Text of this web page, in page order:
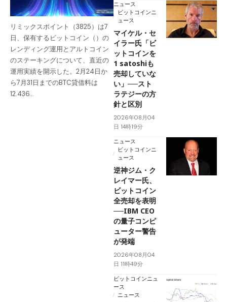
リミックスポイント（3825）は7
日、保有するビットコイン（）の
レンディング運用とアルトコイン
のステーキングについて、直近の
運用実績を開示した。2月24日か
ら7月31日までのBTC貸借料は
12.436…
ニュース
ビットコインニ
ュース
マイケル・セ
イラー氏「ビ
ットコインを
1 satoshiも
売却していな
い」──スト
ラテジーの方
針と区別
2026年08月04
日 14時19分
ニュース
ビットコインニ
ュース
逆神ジム・ク
レイマー氏、
ビットコイン
全売却を表明
──IBM CEO
の量子コンピ
ューター警告
が発端
2026年08月04
日 11時49分
ビットコインニュ
ース
ニュース